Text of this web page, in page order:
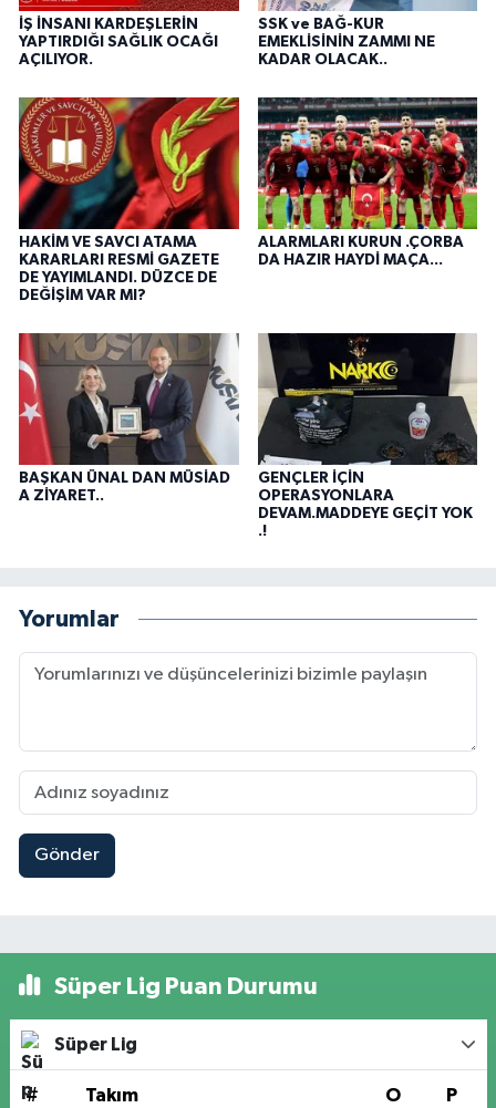
İŞ İNSANI KARDEŞLERİN
YAPTIRDIĞI SAĞLIK OCAĞI
AÇILIYOR.
SSK ve BAĞ-KUR
EMEKLİSİNİN ZAMMI NE
KADAR OLACAK..
HAKİM VE SAVCI ATAMA
KARARLARI RESMİ GAZETE
DE YAYIMLANDI. DÜZCE DE
DEĞİŞİM VAR MI?
ALARMLARI KURUN .ÇORBA
DA HAZIR HAYDİ MAÇA...
BAŞKAN ÜNAL DAN MÜSİAD
A ZİYARET..
GENÇLER İÇİN
OPERASYONLARA
DEVAM.MADDEYE GEÇİT YOK
.!
Yorumlar
Gönder
Süper Lig Puan Durumu
Süper Lig
# Takım O P